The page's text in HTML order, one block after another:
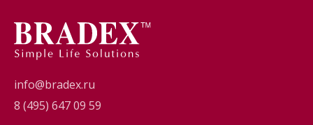
info@bradex.ru
8 (495) 647 09 59